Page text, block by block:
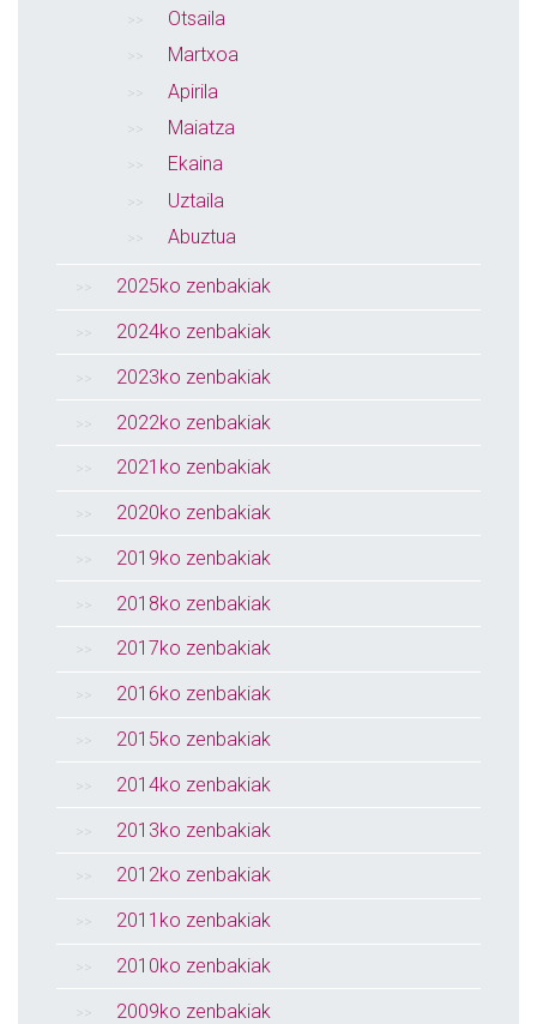
Otsaila
Martxoa
Apirila
Maiatza
Ekaina
Uztaila
Abuztua
2025ko zenbakiak
2024ko zenbakiak
2023ko zenbakiak
2022ko zenbakiak
2021ko zenbakiak
2020ko zenbakiak
2019ko zenbakiak
2018ko zenbakiak
2017ko zenbakiak
2016ko zenbakiak
2015ko zenbakiak
2014ko zenbakiak
2013ko zenbakiak
2012ko zenbakiak
2011ko zenbakiak
2010ko zenbakiak
2009ko zenbakiak